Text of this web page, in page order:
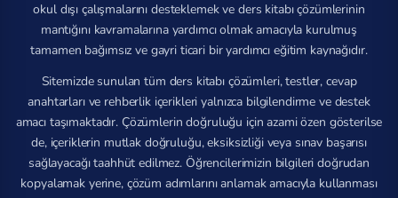
okul dışı çalışmalarını desteklemek ve ders kitabı çözümlerinin
mantığını kavramalarına yardımcı olmak amacıyla kurulmuş
tamamen bağımsız ve gayri ticari bir yardımcı eğitim kaynağıdır.
Sitemizde sunulan tüm ders kitabı çözümleri, testler, cevap
anahtarları ve rehberlik içerikleri yalnızca bilgilendirme ve destek
amacı taşımaktadır. Çözümlerin doğruluğu için azami özen gösterilse
de, içeriklerin mutlak doğruluğu, eksiksizliği veya sınav başarısı
sağlayacağı taahhüt edilmez. Öğrencilerimizin bilgileri doğrudan
kopyalamak yerine, çözüm adımlarını anlamak amacıyla kullanması